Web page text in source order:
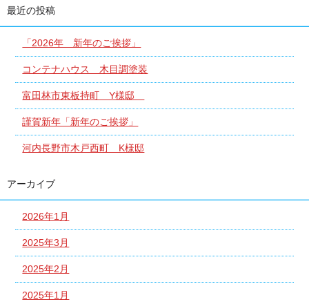
最近の投稿
「2026年 新年のご挨拶」
コンテナハウス 木目調塗装
富田林市東板持町 Y様邸
謹賀新年「新年のご挨拶」
河内長野市木戸西町 K様邸
アーカイブ
2026年1月
2025年3月
2025年2月
2025年1月